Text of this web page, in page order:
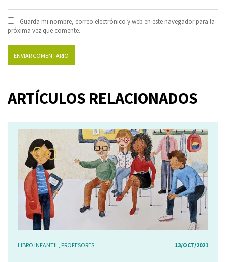
Guarda mi nombre, correo electrónico y web en este navegador para la
próxima vez que comente.
ARTÍCULOS RELACIONADOS
LIBRO INFANTIL PROFESORES 13/OCT/2021